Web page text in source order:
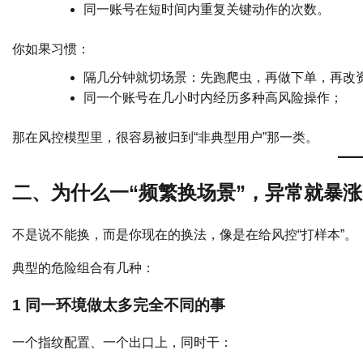
同一账号在短时间内重复关键动作的次数。
你如果习惯：
隔几分钟就切场景：先跑爬虫，再做下单，再改
同一个账号在几小时内经历多种高风险操作；
那在风控模型里，很容易被归到“非典型用户”那一类。
二、为什么一“频繁换场景”，异常就暴涨
不是说不能换，而是你现在的换法，像是在给风控“打样本”。
典型的危险组合有几种：
1 同一环境做太多完全不同的事
一个指纹配置、一个出口上，同时干：